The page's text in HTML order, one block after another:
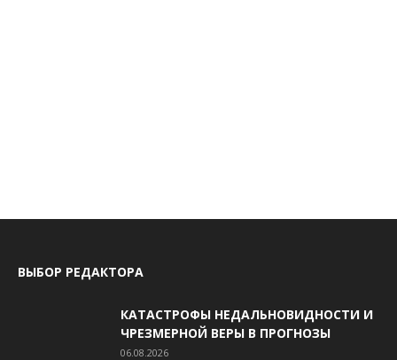
ВЫБОР РЕДАКТОРА
КАТАСТРОФЫ НЕДАЛЬНОВИДНОСТИ И
ЧРЕЗМЕРНОЙ ВЕРЫ В ПРОГНОЗЫ
06.08.2026